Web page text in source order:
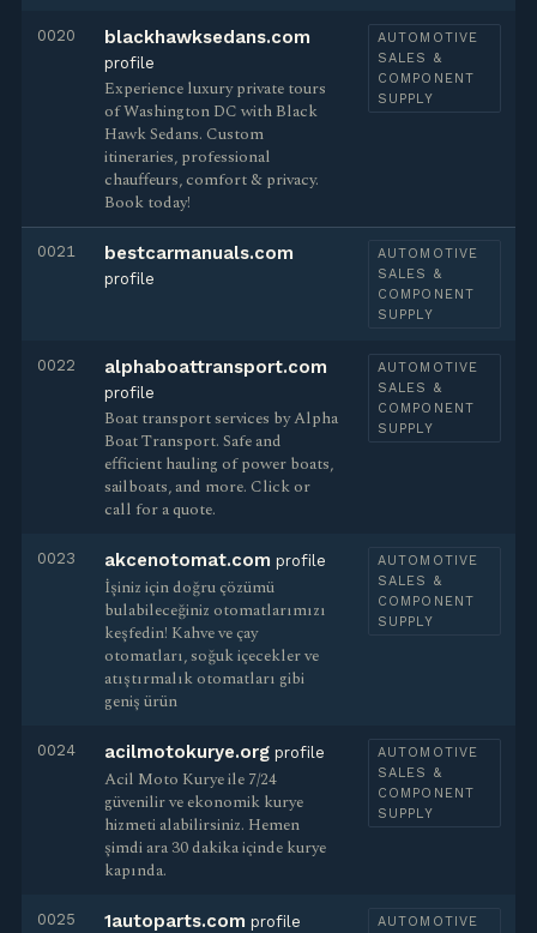
0020 blackhawksedans.com
profile
Experience luxury private tours
of Washington DC with Black
Hawk Sedans. Custom
itineraries, professional
chauffeurs, comfort & privacy.
Book today!
AUTOMOTIVE
SALES &
COMPONENT
SUPPLY
0021 bestcarmanuals.com
profile
AUTOMOTIVE
SALES &
COMPONENT
SUPPLY
0022 alphaboattransport.com
profile
Boat transport services by Alpha
Boat Transport. Safe and
efficient hauling of power boats,
sailboats, and more. Click or
call for a quote.
AUTOMOTIVE
SALES &
COMPONENT
SUPPLY
0023 akcenotomat.com profile
İşiniz için doğru çözümü
bulabileceğiniz otomatlarımızı
keşfedin! Kahve ve çay
otomatları, soğuk içecekler ve
atıştırmalık otomatları gibi
geniş ürün
AUTOMOTIVE
SALES &
COMPONENT
SUPPLY
0024 acilmotokurye.org profile
Acil Moto Kurye ile 7/24
güvenilir ve ekonomik kurye
hizmeti alabilirsiniz. Hemen
şimdi ara 30 dakika içinde kurye
kapında.
AUTOMOTIVE
SALES &
COMPONENT
SUPPLY
0025 1autoparts.com profile
AUTOMOTIVE